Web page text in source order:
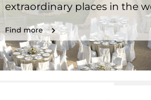
extraordinary places in the
Find more